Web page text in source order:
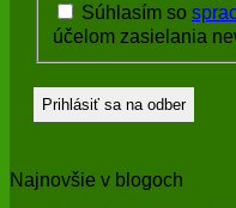
Súhlasím so
účelom zasielania
Najnovšie v blogoch